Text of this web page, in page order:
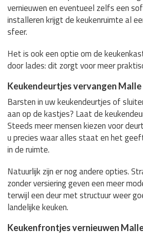
vernieuwen en eventueel zelfs een
installeren krijgt de keukenruimte al
sfeer.
Het is ook een optie om de
door lades: dit zorgt voor meer
Keukendeurtjes vervangen Malle
Barsten in uw keukendeurtjes of
aan op de kastjes? Laat de
Steeds meer mensen kiezen voor
u precies waar alles staat en het
in de ruimte.
Natuurlijk zijn er nog andere opties.
zonder versiering geven een meer
terwijl een deur met structuur weer
landelijke keuken.
Keukenfrontjes vernieuwen